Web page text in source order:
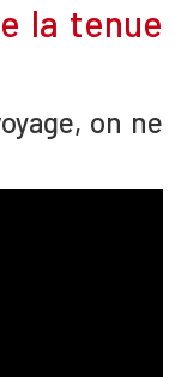
la tenue
on ne